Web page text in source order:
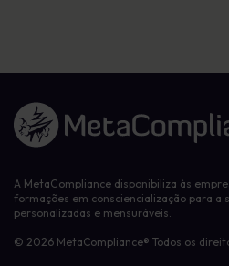
Ligação à página inicial
A MetaCompliance disponibiliza às
formações em consciencialização para a
personalizadas e mensuráveis.
© 2026 MetaCompliance® Todos os